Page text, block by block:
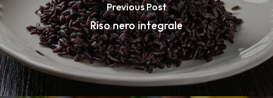
Previous Post
Riso nero integrale